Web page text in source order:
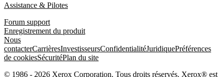
Assistance & Pilotes
Forum support
Enregistrement du produit
Nous
contacterCarrièresInvestisseursConfidentialitéJuridiquePréférences
de cookiesSécuritéPlan du site
© 1986 - 2026 Xerox Corporation. Tous droits réservés. Xerox® est